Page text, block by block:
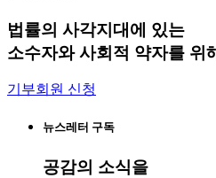
법률의 사각지대에 있는
소수자와 사회적 약자를 위
기부회원 신청
뉴스레터 구독
공감의 소식을